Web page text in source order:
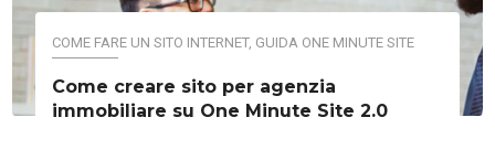
COME FARE UN SITO INTERNET, GUIDA ONE MINUTE SITE
Come creare sito per agenzia
immobiliare su One Minute Site 2.0